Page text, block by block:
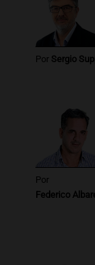
Por Sergio
Por
Federico